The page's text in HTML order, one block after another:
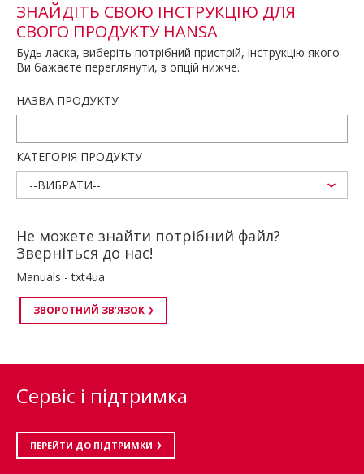
ЗНАЙДІТЬ СВОЮ ІНСТРУКЦІЮ ДЛЯ
СВОГО ПРОДУКТУ HANSA
Будь ласка, виберіть потрібний пристрій, інструкцію якого
Ви бажаєте переглянути, з опцій нижче.
НАЗВА ПРОДУКТУ
КАТЕГОРІЯ ПРОДУКТУ
--ВИБРАТИ--
Не можете знайти потрібний файл?
Зверніться до нас!
Manuals - txt4ua
ЗВОРОТНИЙ ЗВ’ЯЗОК
Сервіс і підтримка
ПЕРЕЙТИ ДО ПІДТРИМКИ